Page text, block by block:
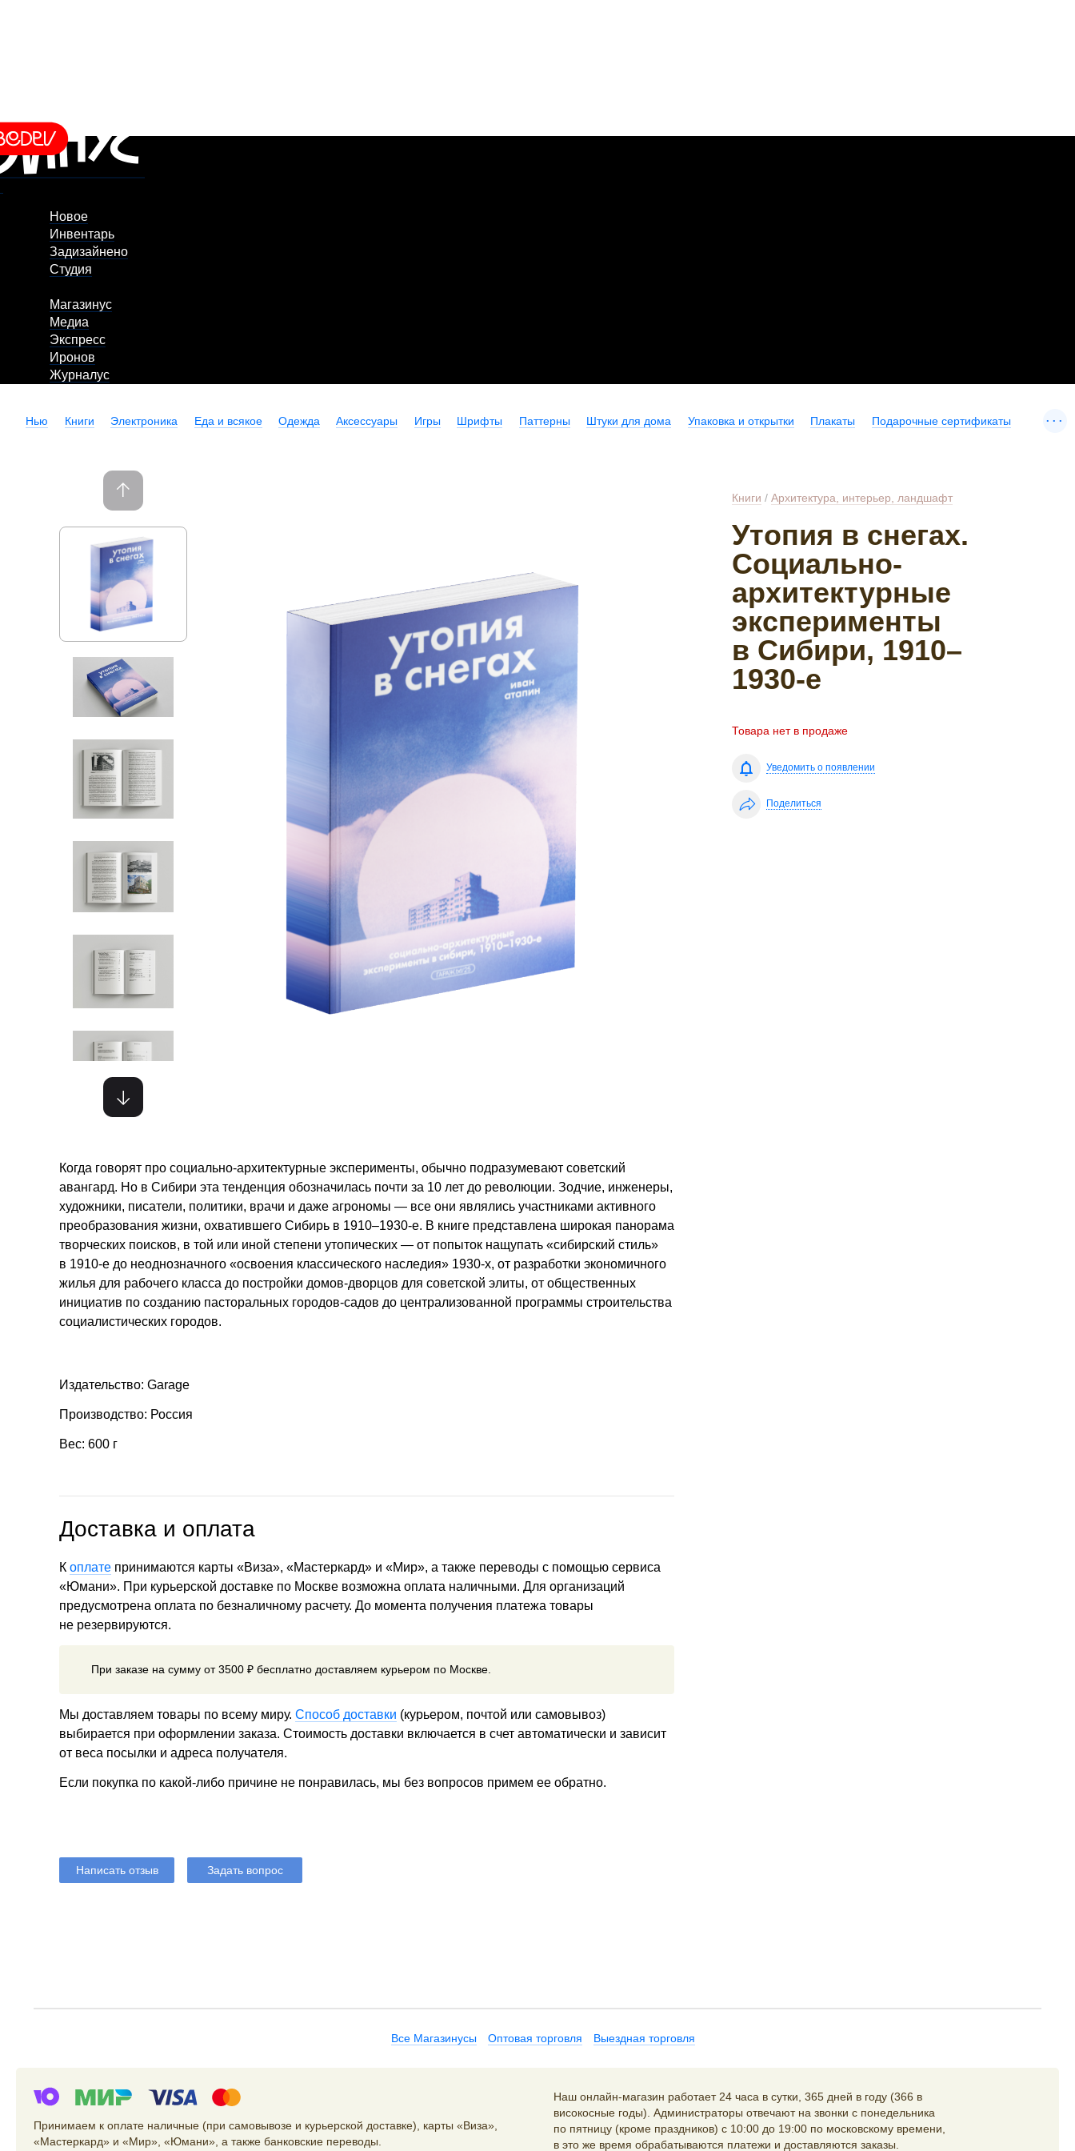
Новое
Инвентарь
Задизайнено
Студия
Магазинус
Медиа
Экспресс
Иронов
Журналус
Нью Книги Электроника Еда и всякое Одежда Аксессуары Игры Шрифты Паттерны Штуки для дома Упаковка и открытки Плакаты Подарочные сертификаты ...
Книги /Архитектура, интерьер, ландшафт
Утопия в снегах.
Социально-
архитектурные
эксперименты
в Сибири, 1910–
1930-е
Товара нет в продаже
Уведомить о появлении
Поделиться
Когда говорят про социально-архитектурные эксперименты, обычно подразумевают советский
авангард. Но в Сибири эта тенденция обозначилась почти за 10 лет до революции. Зодчие, инженеры,
художники, писатели, политики, врачи и даже агрономы — все они являлись участниками активного
преобразования жизни, охватившего Сибирь в 1910–1930-е. В книге представлена широкая панорама
творческих поисков, в той или иной степени утопических — от попыток нащупать «сибирский стиль»
в 1910-е до неоднозначного «освоения классического наследия» 1930-х, от разработки экономичного
жилья для рабочего класса до постройки домов-дворцов для советской элиты, от общественных
инициатив по созданию пасторальных городов-садов до централизованной программы строительства
социалистических городов.
Издательство: Garage
Производство: Россия
Вес: 600 г
Доставка и оплата
К оплате принимаются карты «Виза», «Мастеркард» и «Мир», а также переводы с помощью сервиса
«Юмани». При курьерской доставке по Москве возможна оплата наличными. Для организаций
предусмотрена оплата по безналичному расчету. До момента получения платежа товары
не резервируются.
При заказе на сумму от 3500 ₽ бесплатно доставляем курьером по Москве.
Мы доставляем товары по всему миру. Способ доставки (курьером, почтой или самовывоз)
выбирается при оформлении заказа. Стоимость доставки включается в счет автоматически и зависит
от веса посылки и адреса получателя.
Если покупка по какой-либо причине не понравилась, мы без вопросов примем ее обратно.
Написать отзыв Задать вопрос
Все Магазинусы Оптовая торговля Выездная торговля
Принимаем к оплате наличные (при самовывозе и курьерской доставке), карты «Виза»,
«Мастеркард» и «Мир», «Юмани», а также банковские переводы.
Наш онлайн-магазин работает 24 часа в сутки, 365 дней в году (366 в
високосные годы). Администраторы отвечают на звонки с понедельника
по пятницу (кроме праздников) с 10:00 до 19:00 по московскому времени,
в это же время обрабатываются платежи и доставляются заказы.